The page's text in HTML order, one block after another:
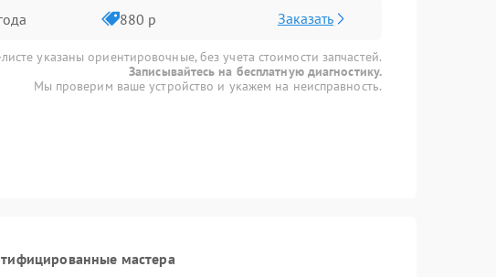
880 р Заказать
указаны ориентировочные, без учета стоимости запчастей.
Записывайтесь на бесплатную диагностику.
Мы проверим ваше устройство и укажем на неисправность.
мастера